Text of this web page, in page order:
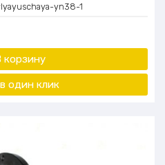
yn38-1
корзину
один клик